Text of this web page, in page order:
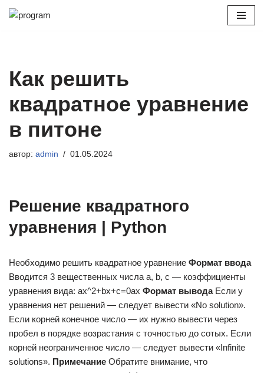
Как решить
квадратное уравнение
в питоне
автор: admin 01.05.2024
Решение квадратного
уравнения | Python
Необходимо решить квадратное уравнение Формат ввода
Вводится 3 вещественных числа a, b, c — коэффициенты
уравнения вида: ax^2+bx+c=0ax Формат выводаЕсли у
уравнения нет решений — следует вывести «No solution».
Если корней конечное число — их нужно вывести через
пробел в порядке возрастания с точностью до сотых. Если
корней неограниченное число — следует вывести «Infinite
solutions». Примечание Обратите внимание, что